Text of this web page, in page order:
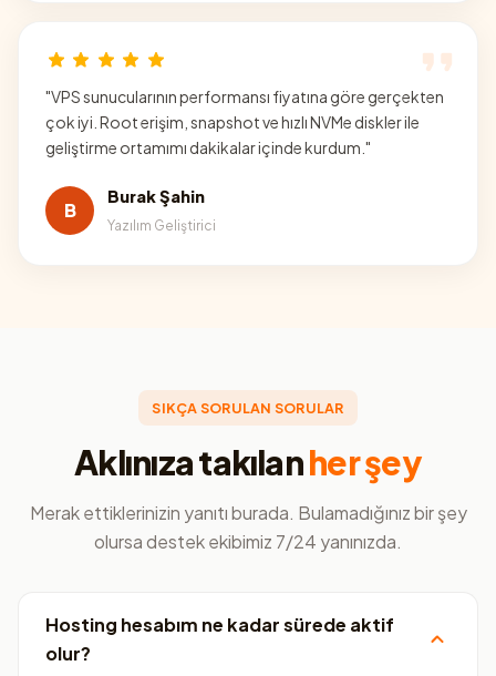
"VPS sunucularının performansı fiyatına göre gerçekten
çok iyi. Root erişim, snapshot ve hızlı NVMe diskler ile
geliştirme ortamımı dakikalar içinde kurdum. "
B
Burak Şahin
Yazılım Geliştirici
SIKÇA SORULAN SORULAR
Aklınıza takılanher şey
Merak ettiklerinizin yanıtı burada. Bulamadığınız bir şey
olursa destek ekibimiz 7/24 yanınızda.
Hosting hesabım ne kadar sürede aktif
olur?